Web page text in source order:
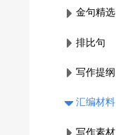
金句精选
排比句
写作提纲
汇编材料
写作素材